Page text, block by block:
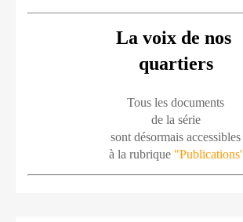
La voix de nos
quartiers
Tous les documents
de la série
sont désormais accessibles
à la rubrique "Publications'